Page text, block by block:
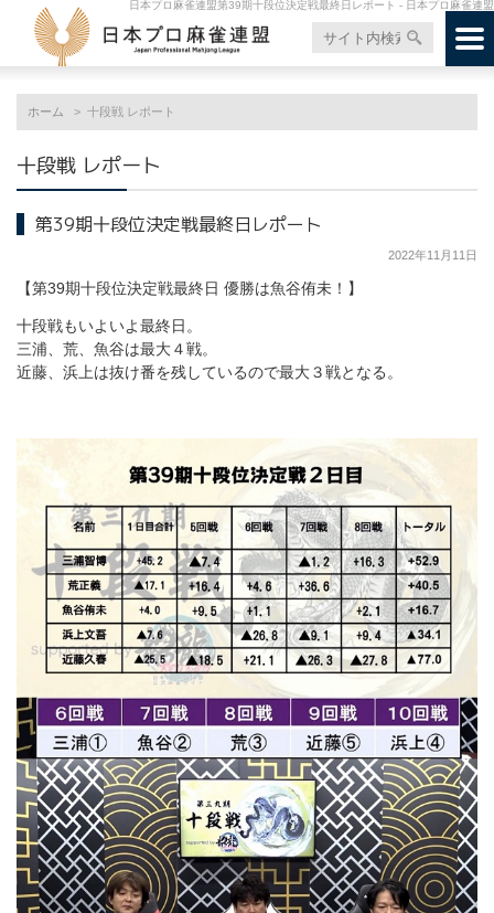
日本プロ麻雀連盟第39期十段位決定戦最終日レポート - 日本プロ麻雀連盟
ホーム 十段戦 レポート
十段戦 レポート
第39期十段位決定戦最終日レポート
2022年11月11日
【第39期十段位決定戦最終日 優勝は魚谷侑未！】
十段戦もいよいよ最終日。
三浦、荒、魚谷は最大４戦。
近藤、浜上は抜け番を残しているので最大３戦となる。